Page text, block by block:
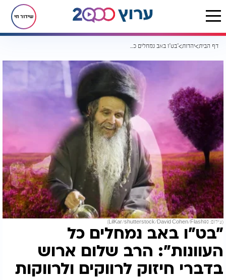
שידור חי
דף הבית יהדות "בט"ו באב נמחלים כל העוונות": הרב שלום ארוש בדברי חיזוק לרווקים ולרווקות
(צילום: LilKar/shutterstock/David Cohen/Flash90)
"בט"ו באב נמחלים כל
העוונות": הרב שלום ארוש
בדברי חיזוק לרווקים ולרווקות